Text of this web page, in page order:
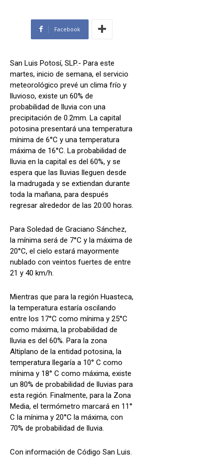
Facebook
San Luis Potosí, SLP.- Para este
martes, inicio de semana, el servicio
meteorológico prevé un clima frío y
lluvioso, existe un 60% de
probabilidad de lluvia con una
precipitación de 0.2mm. La capital
potosina presentará una temperatura
mínima de 6°C y una temperatura
máxima de 16°C. La probabilidad de
lluvia en la capital es del 60%, y se
espera que las lluvias lleguen desde
la madrugada y se extiendan durante
toda la mañana, para después
regresar alrededor de las 20:00 horas.
Para Soledad de Graciano Sánchez,
la mínima será de 7°C y la máxima de
20°C, el cielo estará mayormente
nublado con veintos fuertes de entre
21 y 40 km/h.
Mientras que para la región Huasteca,
la temperatura estaría oscilando
entre los 17°C como mínima y 25°C
como máxima, la probabilidad de
lluvia es del 60%. Para la zona
Altiplano de la entidad potosina, la
temperatura llegaría a 10° C como
mínima y 18° C como máxima, existe
un 80% de probabilidad de lluvias para
esta región. Finalmente, para la Zona
Media, el termómetro marcará en 11°
C la mínima y 20°C la máxima, con
70% de probabilidad de lluvia.
Con información de Código San Luis.